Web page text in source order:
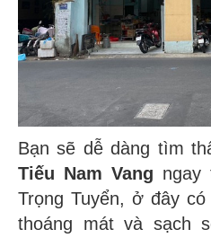
Bạn sẽ dễ dàng tìm
Tiếu Nam Vang ngay
Trọng Tuyển, ở đây
thoáng mát và sạch